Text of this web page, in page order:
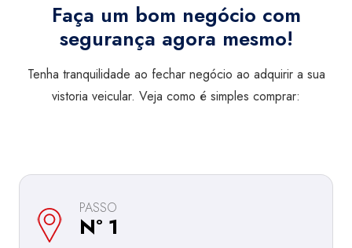
Faça um bom negócio com
segurança agora mesmo!
Tenha tranquilidade ao fechar negócio ao adquirir a sua
vistoria veicular. Veja como é simples comprar:
PASSO
Nº 1